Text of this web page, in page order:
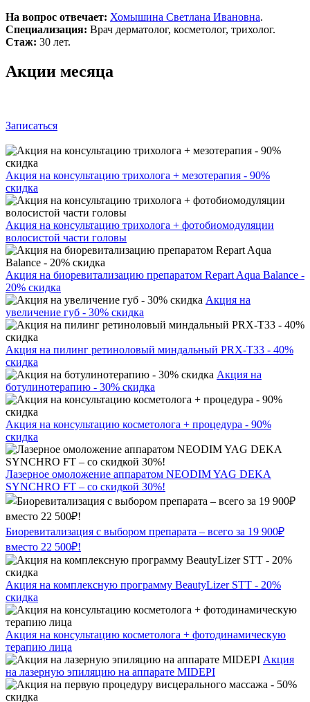
На вопрос отвечает: Хомышина Светлана Ивановна.
Специализация: Врач дерматолог, косметолог, трихолог.
Стаж: 30 лет.
Акции месяца
Записаться
Акция на консультацию трихолога + мезотерапия - 90%
скидка
Акция на консультацию трихолога + фотобиомодуляции
волосистой части головы
Акция на биоревитализацию препаратом Repart Aqua Balance -
20% скидка
Акция на
увеличение губ - 30% скидка
Акция на пилинг ретиноловый миндальный PRX-T33 - 40%
скидка
Акция на
ботулинотерапию - 30% скидка
Акция на консультацию косметолога + процедура - 90%
скидка
Лазерное омоложение аппаратом NEODIM YAG DEKA
SYNCHRO FT – со скидкой 30%!
Биоревитализация с выбором препарата – всего за 19 900₽
вместо 22 500₽!
Акция на комплексную программу BeautyLizer STT - 20%
скидка
Акция на консультацию косметолога + фотодинамическую
терапию лица
Акция
на лазерную эпиляцию на аппарате MIDEPI